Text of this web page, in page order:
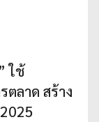
ใช้
ตลาด สร้าง